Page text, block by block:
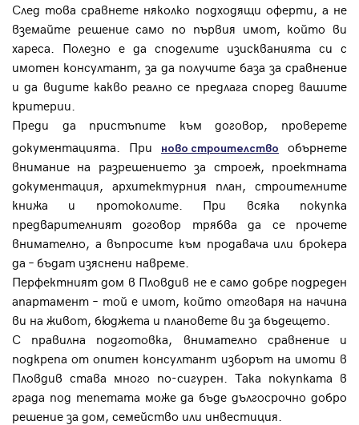
След това сравнете няколко подходящи оферти, а не
вземайте решение само по първия имот, който ви
хареса. Полезно е да споделите изискванията си с
имотен консултант, за да получите база за сравнение
и да видите какво реално се предлага според вашите
критерии.
Преди да пристъпите към договор, проверете
документацията. При
ново строителство
обърнете
внимание на разрешението за строеж, проектната
документация, архитектурния план, строителните
книжа и протоколите. При всяка покупка
предварителният договор трябва да се прочете
внимателно, а въпросите към продавача или брокера
да – бъдат изяснени навреме.
Перфектният дом в Пловдив не е само добре подреден
апартамент – той е имот, който отговаря на начина
ви на живот, бюджета и плановете ви за бъдещето.
С правилна подготовка, внимателно сравнение и
подкрепа от опитен консултант изборът на имоти в
Пловдив става много по-сигурен. Така покупката в
града под тепетата може да бъде дългосрочно добро
решение за дом, семейство или инвестиция.